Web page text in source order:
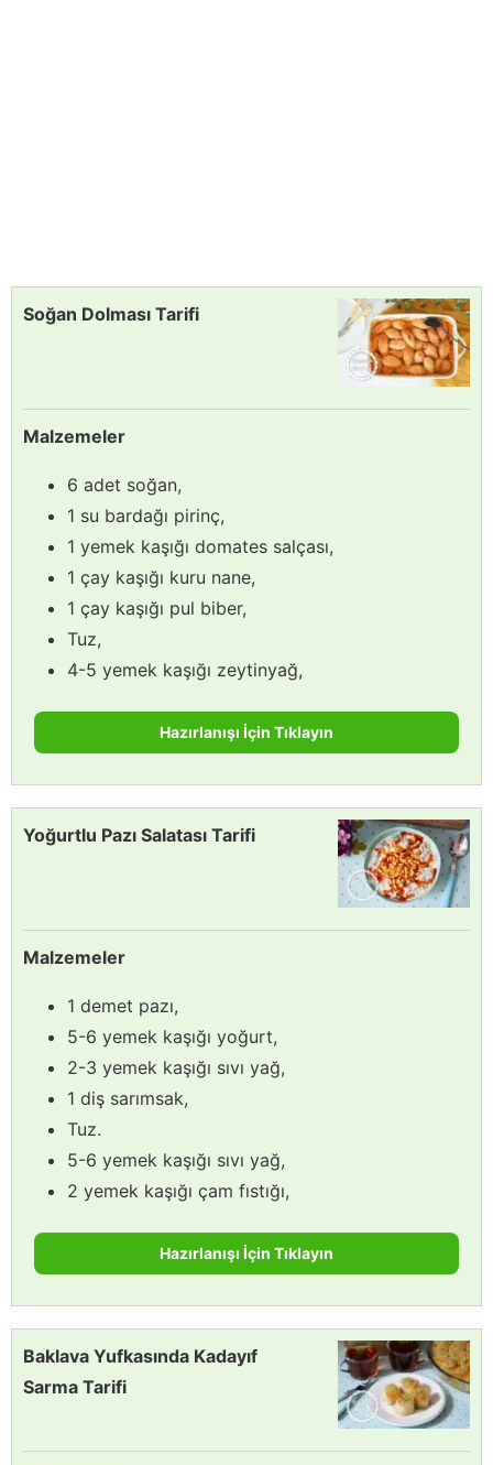
Soğan Dolması Tarifi
Malzemeler
6 adet soğan,
1 su bardağı pirinç,
1 yemek kaşığı domates salçası,
1 çay kaşığı kuru nane,
1 çay kaşığı pul biber,
Tuz,
4-5 yemek kaşığı zeytinyağ,
Hazırlanışı İçin Tıklayın
Yoğurtlu Pazı Salatası Tarifi
Malzemeler
1 demet pazı,
5-6 yemek kaşığı yoğurt,
2-3 yemek kaşığı sıvı yağ,
1 diş sarımsak,
Tuz.
5-6 yemek kaşığı sıvı yağ,
2 yemek kaşığı çam fıstığı,
Hazırlanışı İçin Tıklayın
Baklava Yufkasında Kadayıf
Sarma Tarifi